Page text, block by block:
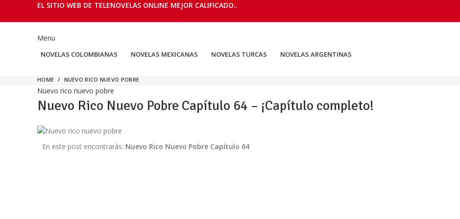
EL SITIO WEB DE TELENOVELAS ONLINE MEJOR CALIFICADO..
Menu
NOVELAS COLOMBIANAS NOVELAS MEXICANAS NOVELAS TURCAS NOVELAS ARGENTINAS
HOME NUEVO RICO NUEVO POBRE
Nuevo rico nuevo pobre
Nuevo Rico Nuevo Pobre Capítulo 64 – ¡Capítulo completo!
En este post encontrarás: Nuevo Rico Nuevo Pobre Capítulo 64